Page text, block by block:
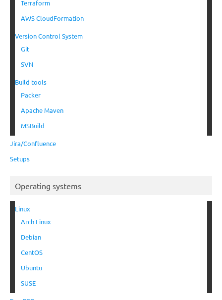
Terraform
AWS CloudFormation
Version Control System
Git
SVN
Build tools
Packer
Apache Maven
MSBuild
Jira/Confluence
Setups
Operating systems
Linux
Arch Linux
Debian
CentOS
Ubuntu
SUSE